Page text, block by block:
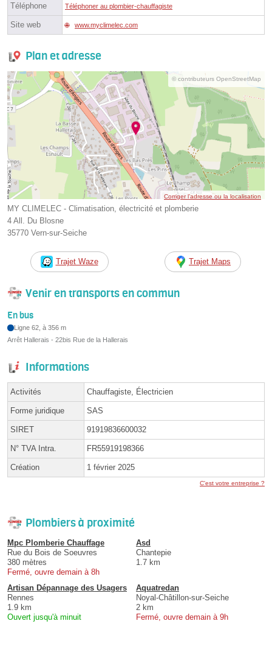
Téléphone Téléphoner au plombier-chauffagiste
Site web www.myclimelec.com
Plan et adresse
© contributeurs OpenStreetMap
Corriger l’adresse ou la localisation
MY CLIMELEC - Climatisation, électricité et plomberie
4 All. Du Blosne
35770 Vern-sur-Seiche
Trajet Waze Trajet Maps
Venir en transports en commun
En bus
Ligne 62, à 356 m
Arrêt Hallerais - 22bis Rue de la Hallerais
Informations
Activités Chauffagiste, Électricien
Forme juridique SAS
SIRET 91919836600032
N° TVA Intra. FR55919198366
Création 1 février 2025
C'est votre entreprise ?
Plombiers à proximité
Mpc Plomberie Chauffage
Rue du Bois de Soeuvres
380 mètres
Fermé, ouvre demain à 8h
Asd
Chantepie
1.7 km
Artisan Dépannage des Usagers
Rennes
1.9 km
Ouvert jusqu'à minuit
Aquatredan
Noyal-Châtillon-sur-Seiche
2 km
Fermé, ouvre demain à 9h